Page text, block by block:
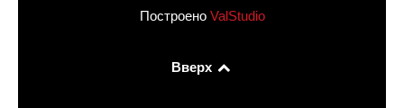
Построено ValStudio
Вверх